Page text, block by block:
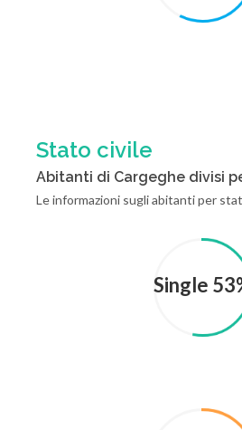
Stato civile
Abitanti di Cargeghe divisi
Le informazioni sugli abitanti per
Single